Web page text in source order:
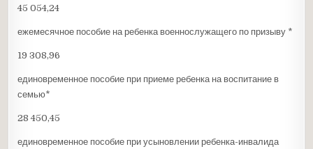
45 054,24
ежемесячное пособие на ребенка военнослужащего по призыву *
19 308,96
единовременное пособие при приеме ребенка на воспитание в
семью*
28 450,45
единовременное пособие при усыновлении ребенка-инвалида